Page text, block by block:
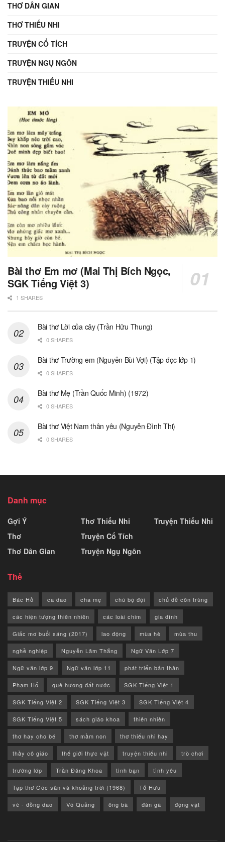
THƠ DÂN GIAN
THƠ THIẾU NHI
TRUYỆN CỔ TÍCH
TRUYỆN NGỤ NGÔN
TRUYỆN THIẾU NHI
Bài thơ Em mơ (Mai Thị Bích Ngọc,
SGK Tiếng Việt 3)
1 SHARES
Bài thơ Lời của cây (Trần Hữu Thung)
0 SHARES
Bài thơ Trường em (Nguyễn Bùi Vợi) (Tập đọc lớp 1)
0 SHARES
Bài thơ Mẹ (Trần Quốc Minh) (1972)
0 SHARES
Bài thơ Việt Nam thân yêu (Nguyễn Đình Thi)
0 SHARES
Danh mục
Gợi Ý
Thơ
Thơ Dân Gian
Thơ Thiếu Nhi
Truyện Cổ Tích
Truyện Ngụ Ngôn
Truyện Thiếu Nhi
Thẻ
Bác Hồ ca dao cha mẹ chú bộ đội chủ đề côn trùng
các hiện tượng thiên nhiên các loài chim gia đình
Giấc mơ buổi sáng (2017) lao động mùa hè mùa thu
nghề nghiệp Nguyễn Lãm Thắng Ngữ Văn Lớp 7
Ngữ văn lớp 9 Ngữ văn lớp 11 phát triển bản thân
Phạm Hổ quê hương đất nước SGK Tiếng Việt 1
SGK Tiếng Việt 2 SGK Tiếng Việt 3 SGK Tiếng Việt 4
SGK Tiếng Việt 5 sách giáo khoa thiên nhiên
thơ hay cho bé thơ mầm non thơ thiếu nhi hay
thầy cô giáo thế giới thực vật truyện thiếu nhi trò chơi
trường lớp Trần Đăng Khoa tình bạn tình yêu
Tập thơ Góc sân và khoảng trời (1968) Tố Hữu
vè - đồng dao Võ Quảng ông bà đàn gà động vật